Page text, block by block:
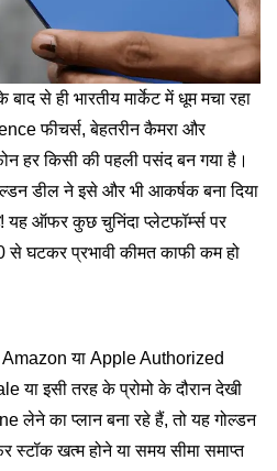
से ही भारतीय मार्केट में धूम मचा रहा
फीचर्स, बेहतरीन कैमरा और
हर किसी की पहली पसंद बन गया है।
डील ने इसे और भी आकर्षक बना दिया
! यह ऑफर कुछ चुनिंदा प्लेटफॉर्म्स पर
घटकर प्रभावी कीमत काफी कम हो
या Apple Authorized
या इसी तरह के प्रोमो के दौरान देखी
लेने का प्लान बना रहे हैं, तो यह गोल्डन
खत्म होने या समय सीमा समाप्त